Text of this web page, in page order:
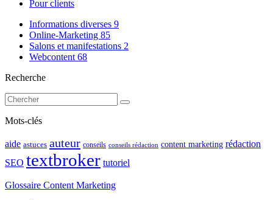
Pour clients
Informations diverses 9
Online-Marketing 85
Salons et manifestations 2
Webcontent 68
Recherche
Mots-clés
aide astuces auteur conseils conseils rédaction content marketing rédaction
SEO textbroker tutoriel
Glossaire Content Marketing